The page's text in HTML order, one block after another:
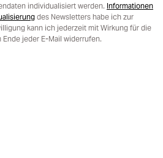
individualisiert werden. Informationen
des Newsletters habe ich zur
kann ich jederzeit mit Wirkung für die
jeder E-Mail widerrufen.